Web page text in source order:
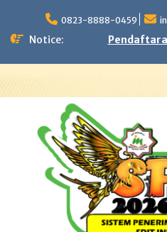
content
0823-8888-0459
Notice: